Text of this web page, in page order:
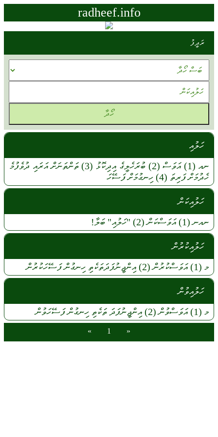
radheef.info
ރަދީފު
ހަލުއި
ނއ (1) އަވަސް (2) ބުރަހެލީގެ އިދިކޮޅު (3) ތަންތަނަށްއަރައި ދުވެފުމެ
ހެދުމަށްފަރިތަ (4) ހިނގުމަށްފަސޭހަ
ހަލުއިކަން
ނއނ(1) އަވަސްކަން (2) "ހަލުއި" ބަލާ!
ހަލުއިކުރުން
މ (1) އަވަސްކުރުން(2) އިންޖީނުފަދަތަކެތި ހިނގުންފަސޭހަކުރުން
ހަލުއިވުން
މ (1) އަވަސްވުން(2) އިންޖީނުފަދަ ތަކެތި ހިނގުންފަސޭހަވުން
«
1
»